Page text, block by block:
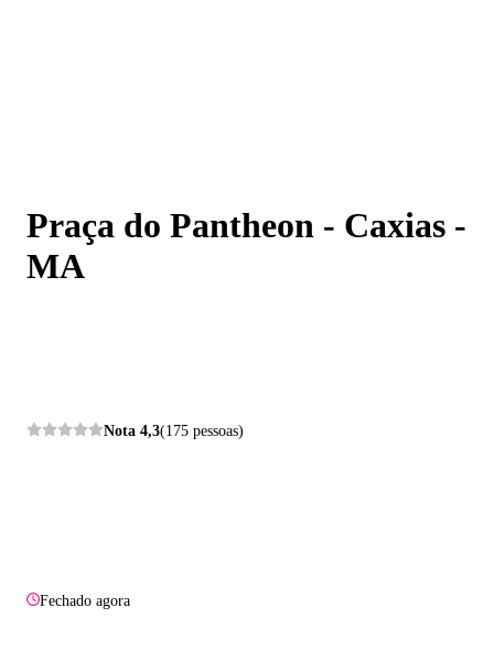
Praça do Pantheon - Caxias -
MA
Nota 4,3(175 pessoas)
Fechado agora